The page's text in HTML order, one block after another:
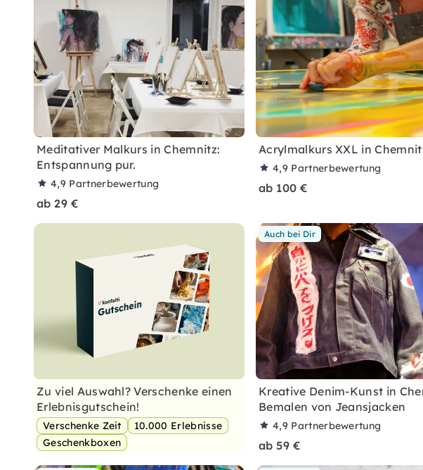
Meditativer Malkurs in Chemnitz:
Entspannung pur.
4,9 Partnerbewertung
ab 29 €
Acrylmalkurs XXL in
4,9 Partnerbewertung
ab 100 €
Zu viel Auswahl? Verschenke einen
Erlebnisgutschein!
Verschenke Zeit
10.000 Erlebnisse
Geschenkboxen
Auch bei Dir
Kreative Denim-Kunst in
Bemalen von Jeansjacken
4,9 Partnerbewertung
ab 59 €